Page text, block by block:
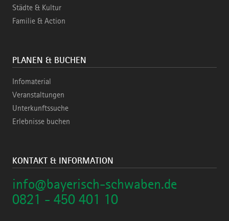
Städte & Kultur
Familie & Action
PLANEN & BUCHEN
Infomaterial
Veranstaltungen
Unterkunftssuche
Erlebnisse buchen
KONTAKT & INFORMATION
info@bayerisch-schwaben.de
0821 - 450 401 10